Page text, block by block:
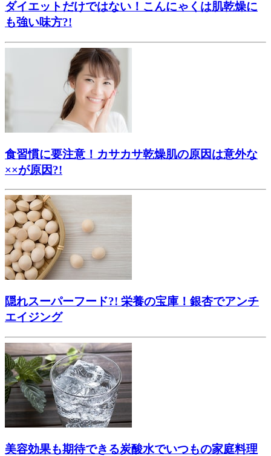
ダイエットだけではない！こんにゃくは肌乾燥に
も強い味方?!
食習慣に要注意！カサカサ乾燥肌の原因は意外な
××が原因?!
隠れスーパーフード?! 栄養の宝庫！銀杏でアンチ
エイジング
美容効果も期待できる炭酸水でいつもの家庭料理